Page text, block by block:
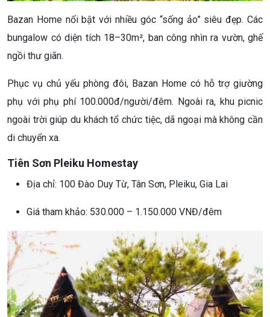
Bazan Home nổi bật với nhiều góc “sống ảo” siêu đẹp. Các
bungalow có diện tích 18–30m², ban công nhìn ra vườn, ghế
ngồi thư giãn.
Phục vụ chủ yếu phòng đôi, Bazan Home có hỗ trợ giường
phụ với phụ phí 100.000đ/người/đêm. Ngoài ra, khu picnic
ngoài trời giúp du khách tổ chức tiệc, dã ngoại mà không cần
di chuyển xa.
Tiên Sơn Pleiku Homestay
Địa chỉ: 100 Đào Duy Từ, Tân Sơn, Pleiku, Gia Lai
Giá tham khảo: 530.000 – 1.150.000 VNĐ/đêm